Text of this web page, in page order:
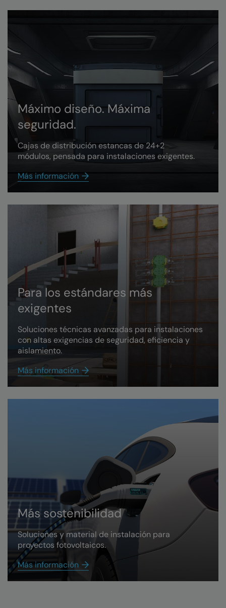
Máximo diseño. Máxima
seguridad.
Cajas de distribución estancas de 24+2
módulos, pensada para instalaciones exigentes.
Más información
Para los estándares más
exigentes
Soluciones técnicas avanzadas para instalaciones
con altas exigencias de seguridad, eficiencia y
aislamiento.
Más información
Más sostenibilidad
Soluciones y material de instalación para
proyectos fotovoltaicos.
Más información